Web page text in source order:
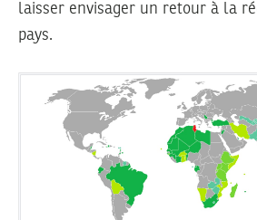
laisser envisager un retour à la
pays.